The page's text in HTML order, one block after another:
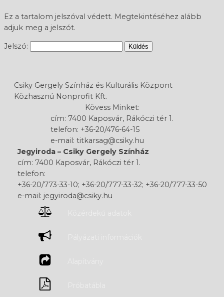
Ez a tartalom jelszóval védett. Megtekintéséhez alább
adjuk meg a jelszót.
Jelszó:
Csiky Gergely Színház és Kulturális Központ
Közhasznú Nonprofit Kft.
Kövess Minket:
cím: 7400 Kaposvár, Rákóczi tér 1.
telefon: +36-20/476-64-15
e-mail: titkarsag@csiky.hu
Jegyiroda – Csiky Gergely Színház
cím: 7400 Kaposvár, Rákóczi tér 1.
telefon:
+36-20/773-33-10; +36-20/777-33-32; +36-20/777-33-50
e-mail: jegyiroda@csiky.hu